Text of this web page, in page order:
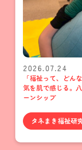
2026.07.24
「福祉って、どん
気を肌で感じる。
ーンシップ
タネまき福祉研